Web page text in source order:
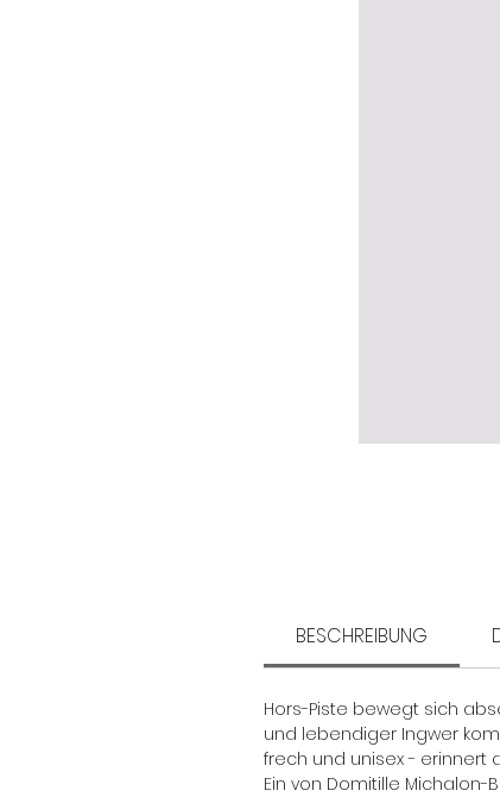
BESCHREIBUNG
Hors-Piste bewegt sich
und lebendiger Ingwer
frech und unisex - erinnert
Ein von Domitille Michalon-